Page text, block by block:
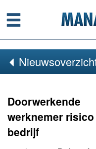
Menu
Doorwerkende
werknemer
bedrijf